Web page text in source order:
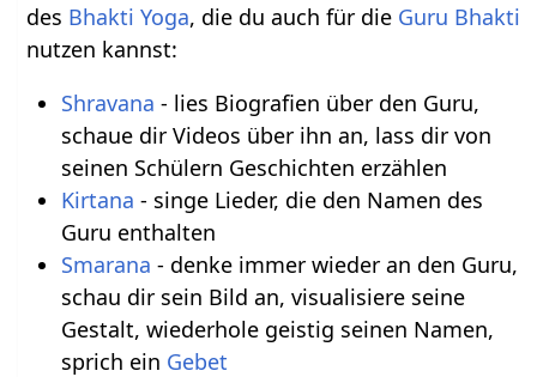
des Bhakti Yoga, die du auch für die Guru Bhakti
nutzen kannst:
Shravana - lies Biografien über den Guru,
schaue dir Videos über ihn an, lass dir von
seinen Schülern Geschichten erzählen
Kirtana - singe Lieder, die den Namen des
Guru enthalten
Smarana - denke immer wieder an den Guru,
schau dir sein Bild an, visualisiere seine
Gestalt, wiederhole geistig seinen Namen,
sprich ein Gebet